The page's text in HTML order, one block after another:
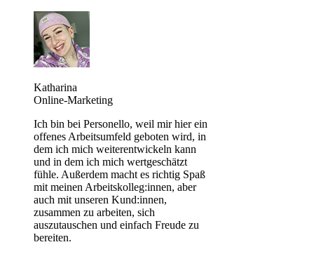
Katharina
Online-Marketing
Ich bin bei Personello, weil mir hier ein
offenes Arbeitsumfeld geboten wird, in
dem ich mich weiterentwickeln kann
und in dem ich mich wertgeschätzt
fühle. Außerdem macht es richtig Spaß
mit meinen Arbeitskolleg:innen, aber
auch mit unseren Kund:innen,
zusammen zu arbeiten, sich
auszutauschen und einfach Freude zu
bereiten.